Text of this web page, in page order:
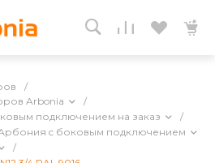
/
Arbonia
/
подключением на заказ
/
c боковым подключением
/